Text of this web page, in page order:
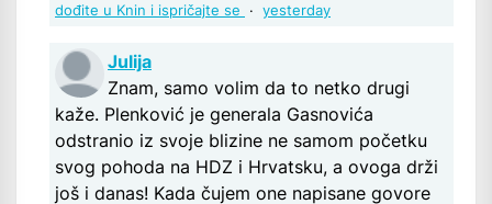
dođite u Knin i ispričajte se
· yesterday
Julija
Znam, samo volim da to netko drugi
kaže. Plenković je generala Gasnovića
odstranio iz svoje blizine ne samom početku
svog pohoda na HDZ i Hrvatsku, a ovoga drži
još i danas! Kada čujem one napisane govore